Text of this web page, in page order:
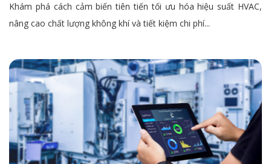
Khám phá cách cảm biến tiên tiến tối ưu hóa hiệu suất HVAC,
nâng cao chất lượng không khí và tiết kiệm chi phí...